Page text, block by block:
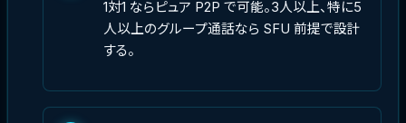
1対1 ならピュア P2P で可能。3人以上、特に5
人以上のグループ通話なら SFU 前提で設計
する。